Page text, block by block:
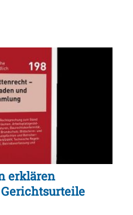
erklären
Gerichtsurteile